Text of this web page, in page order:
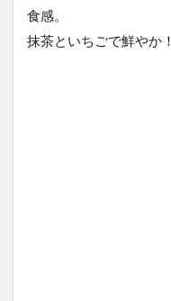
食感。
抹茶といちごで鮮やか！